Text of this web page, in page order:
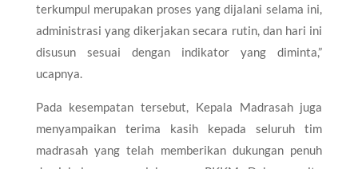
terkumpul merupakan proses yang dijalani selama ini,
administrasi yang dikerjakan secara rutin, dan hari ini
disusun sesuai dengan indikator yang diminta,”
ucapnya.
Pada kesempatan tersebut, Kepala Madrasah juga
menyampaikan terima kasih kepada seluruh tim
madrasah yang telah memberikan dukungan penuh